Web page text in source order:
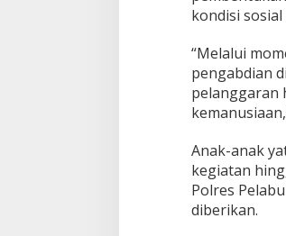
a
r
u
W
a
a
i
M
kondisi
“Melalui
pengabdian
pelanggaran
Anak-anak
kegiatan
Polres
diberikan.